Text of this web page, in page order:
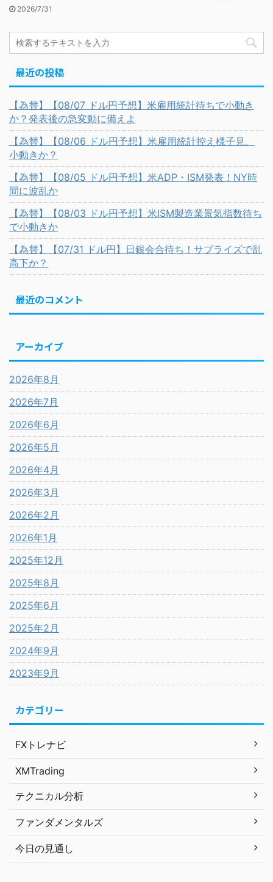
2026/7/31
最近の投稿
【為替】【08/07 ドル円予想】米雇用統計待ちで小動き
か？発表後の急変動に備えよ
【為替】【08/06 ドル円予想】米雇用統計控え様子見、
小動きか？
【為替】【08/05 ドル円予想】米ADP・ISM発表！NY時
間に波乱か
【為替】【08/03 ドル円予想】米ISM製造業景気指数待ち
で小動きか
【為替】【07/31 ドル円】日銀会合待ち！サプライズで乱
高下か？
最近のコメント
アーカイブ
2026年8月
2026年7月
2026年6月
2026年5月
2026年4月
2026年3月
2026年2月
2026年1月
2025年12月
2025年8月
2025年6月
2025年2月
2024年9月
2023年9月
カテゴリー
FXトレナビ
XMTrading
テクニカル分析
ファンダメンタルズ
今日の見通し